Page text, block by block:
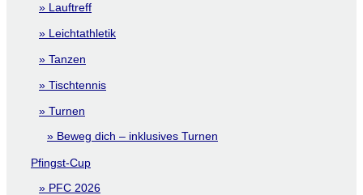
Lauftreff
Leichtathletik
Tanzen
Tischtennis
Turnen
Beweg dich – inklusives Turnen
Pfingst-Cup
PFC 2026